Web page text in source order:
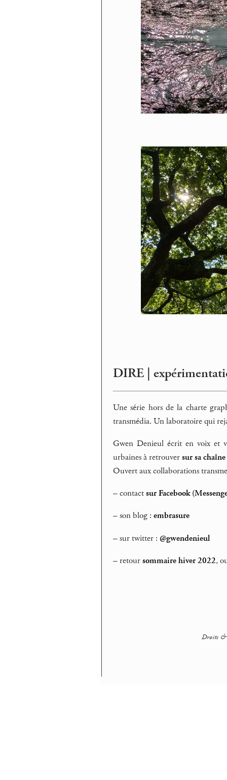
DIRE |
Une série hors de la charte
transmédia. Un laboratoire qui
Gwen Denieul écrit en voix et
urbaines à retrouversur sa
Ouvert aux collaborations
– contactsur Facebook
–son blog :embrasure
– sur twitter : @gwendenieul
–retoursommaire hiver 2022,
Droits &